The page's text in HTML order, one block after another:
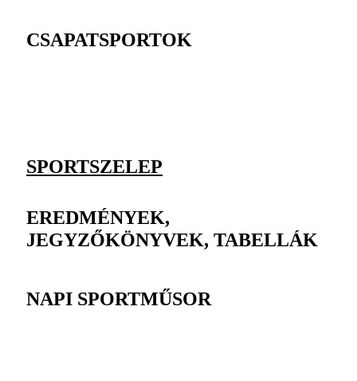
CSAPATSPORTOK
SPORTSZELEP
EREDMÉNYEK,
JEGYZŐKÖNYVEK, TABELLÁK
NAPI SPORTMŰSOR